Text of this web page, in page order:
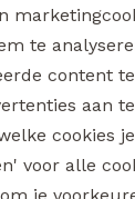
214286 W20012 dames singlet Petrol
Sale
te
content
aan
cookies
voor alle